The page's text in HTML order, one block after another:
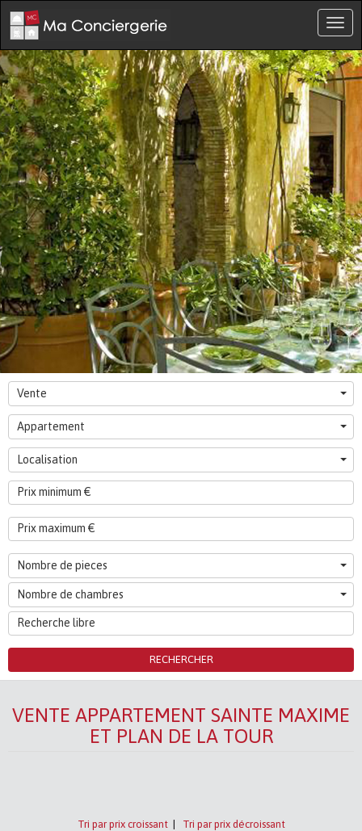
Vente
Appartement
Localisation
Nombre de pieces
Nombre de chambres
RECHERCHER
VENTE APPARTEMENT SAINTE MAXIME
ET PLAN DE LA TOUR
Tri par prix croissant
Tri par prix décroissant